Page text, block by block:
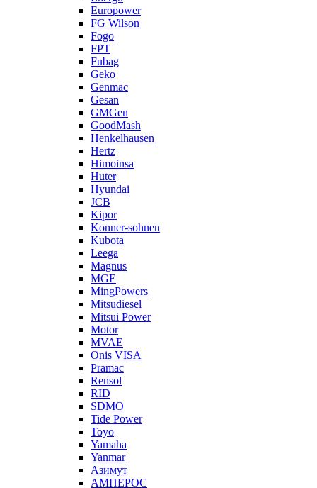
Europower
FG Wilson
Fogo
FPT
Fubag
Geko
Genmac
Gesan
GMGen
GoodMash
Henkelhausen
Hertz
Himoinsa
Huter
Hyundai
JCB
Kipor
Konner-sohnen
Kubota
Leega
Magnus
MGE
MingPowers
Mitsudiesel
Mitsui Power
Motor
MVAE
Onis VISA
Pramac
Rensol
RID
SDMO
Tide Power
Toyo
Yamaha
Yanmar
Азимут
АМПЕРОС